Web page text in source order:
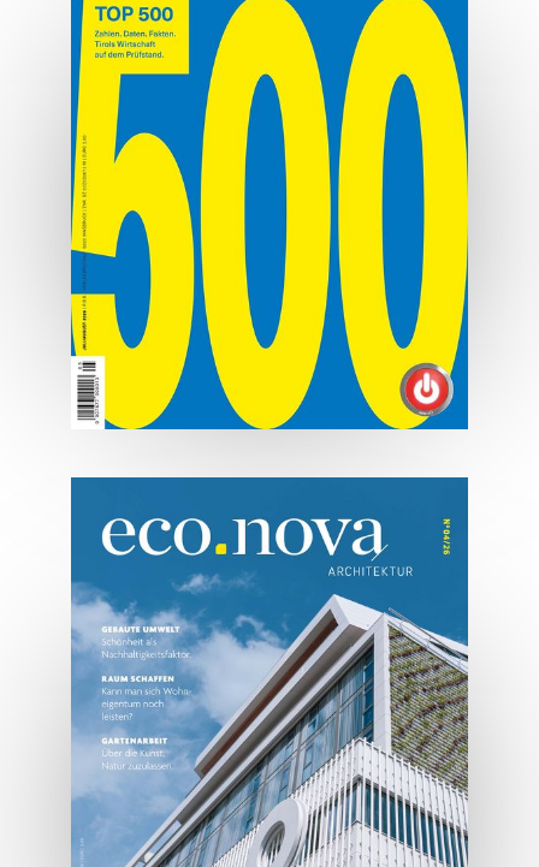
Hauben, Herz und Hauptplatz.
MEHR ERFAHREN
07/2026
Tirols Top 500 - Juli/August
2026
JETZT BESTELLEN
ONLINE LESEN